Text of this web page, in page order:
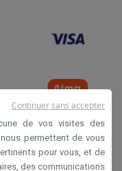
de vos visites des
permettent de vous
pour vous, et de
des communications
Continuer sans accepter